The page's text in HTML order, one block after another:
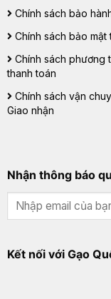
Chính sách bảo
Chính sách bảo mật
Chính sách phương
thanh toán
Chính sách vận
Giao nhận
Nhận thông báo
Kết nối với Gạo